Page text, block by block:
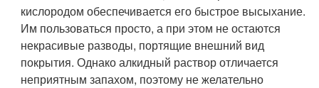
кислородом обеспечивается его быстрое высыхание.
Им пользоваться просто, а при этом не остаются
некрасивые разводы, портящие внешний вид
покрытия. Однако алкидный раствор отличается
неприятным запахом, поэтому не желательно